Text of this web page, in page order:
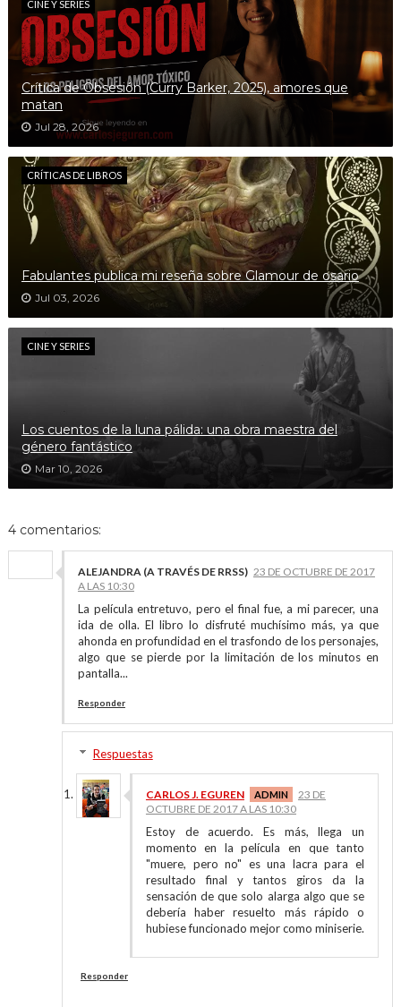
CINE Y SERIES
Crítica de Obsesión (Curry Barker, 2025), amores que
matan
Jul 28, 2026
CRÍTICAS DE LIBROS
Fabulantes publica mi reseña sobre Glamour de osario
Jul 03, 2026
CINE Y SERIES
Los cuentos de la luna pálida: una obra maestra del
género fantástico
Mar 10, 2026
4 comentarios:
ALEJANDRA (A TRAVÉS DE RRSS) 23 DE OCTUBRE DE 2017
A LAS 10:30
La película entretuvo, pero el final fue, a mi parecer, una
ida de olla. El libro lo disfruté muchísimo más, ya que
ahonda en profundidad en el trasfondo de los personajes,
algo que se pierde por la limitación de los minutos en
pantalla...
Responder
Respuestas
CARLOS J. EGUREN
23 DE
OCTUBRE DE 2017 A LAS 10:30
Estoy de acuerdo. Es más, llega un
momento en la película en que tanto
"muere, pero no" es una lacra para el
resultado final y tantos giros da la
sensación de que solo alarga algo que se
debería haber resuelto más rápido o
hubiese funcionado mejor como miniserie.
Responder